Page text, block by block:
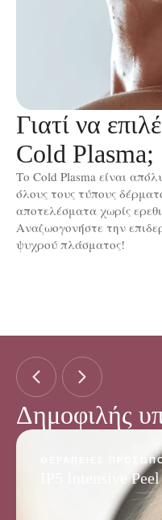
Γιατί να
Cold Plasma;
Το Cold Plasma είναι
όλους τους τύπους
αποτελέσματα χωρίς
Αναζωογονήστε την
ψυχρού πλάσματος!
Δημοφιλής
ΘΕΡΑΠΕΊΕΣ
IP5 Intensive Peel